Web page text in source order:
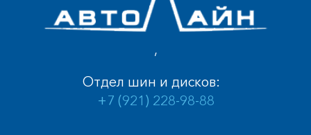
,
Отдел шин и дисков:
+7 (921) 228-98-88